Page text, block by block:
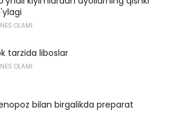
OLAMI
tarzida liboslar
OLAMI
bilan birgalikda preparat